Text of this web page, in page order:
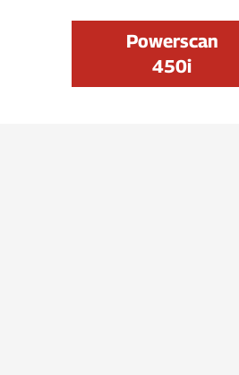
Powerscan
450i